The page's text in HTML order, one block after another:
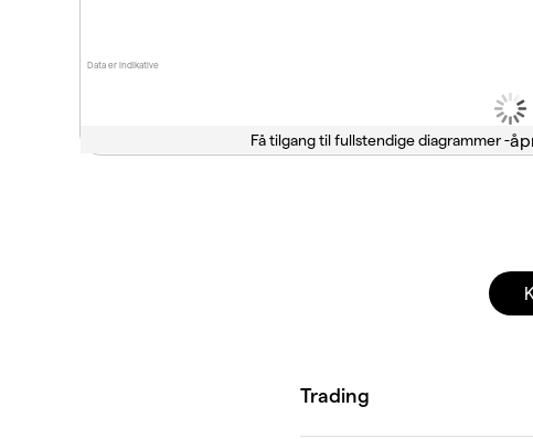
Data er indikative
Få tilgang til fullstendige diagrammer -